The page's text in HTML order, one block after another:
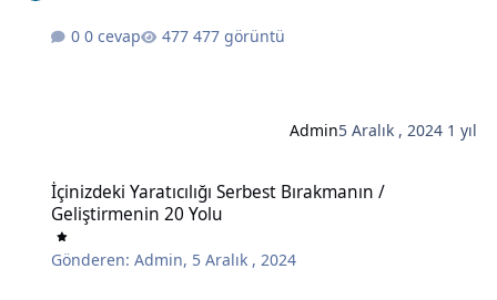
0 cevap 477 görüntü
Admin5 Aralık , 2024 1 yıl
İçinizdeki Yaratıcılığı Serbest Bırakmanın /
Geliştirmenin 20 Yolu
Gönderen:Admin, 5 Aralık , 2024